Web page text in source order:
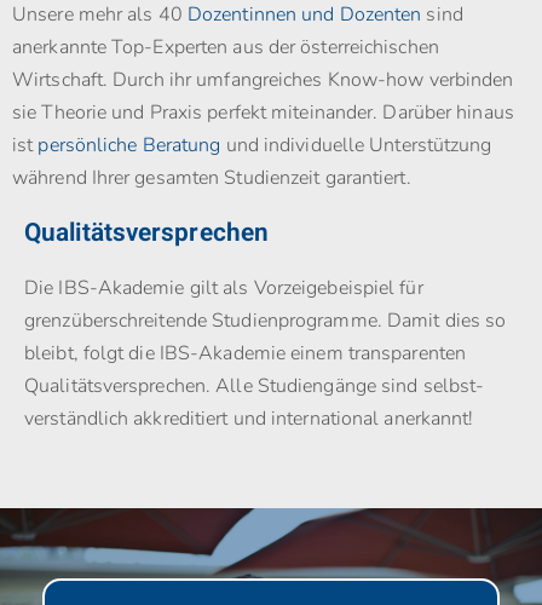
Unsere mehr als 40 Dozentinnen und Dozenten sind
anerkannte Top-Experten aus der österreichischen
Wirtschaft. Durch ihr umfangreiches Know-how verbinden
sie Theorie und Praxis perfekt miteinander. Darüber hinaus
istpersönliche Beratung und individuelle Unterstützung
während Ihrer gesamten Studienzeit garantiert.
Qualitätsversprechen
Die IBS-Akademie gilt als Vorzeigebeispiel für
grenzüberschreitende Studienprogramme. Damit dies so
bleibt, folgt die IBS-Akademie einem transparenten
Qualitätsversprechen. Alle Studiengänge sind selbst­
verständlich akkreditiert und international anerkannt!